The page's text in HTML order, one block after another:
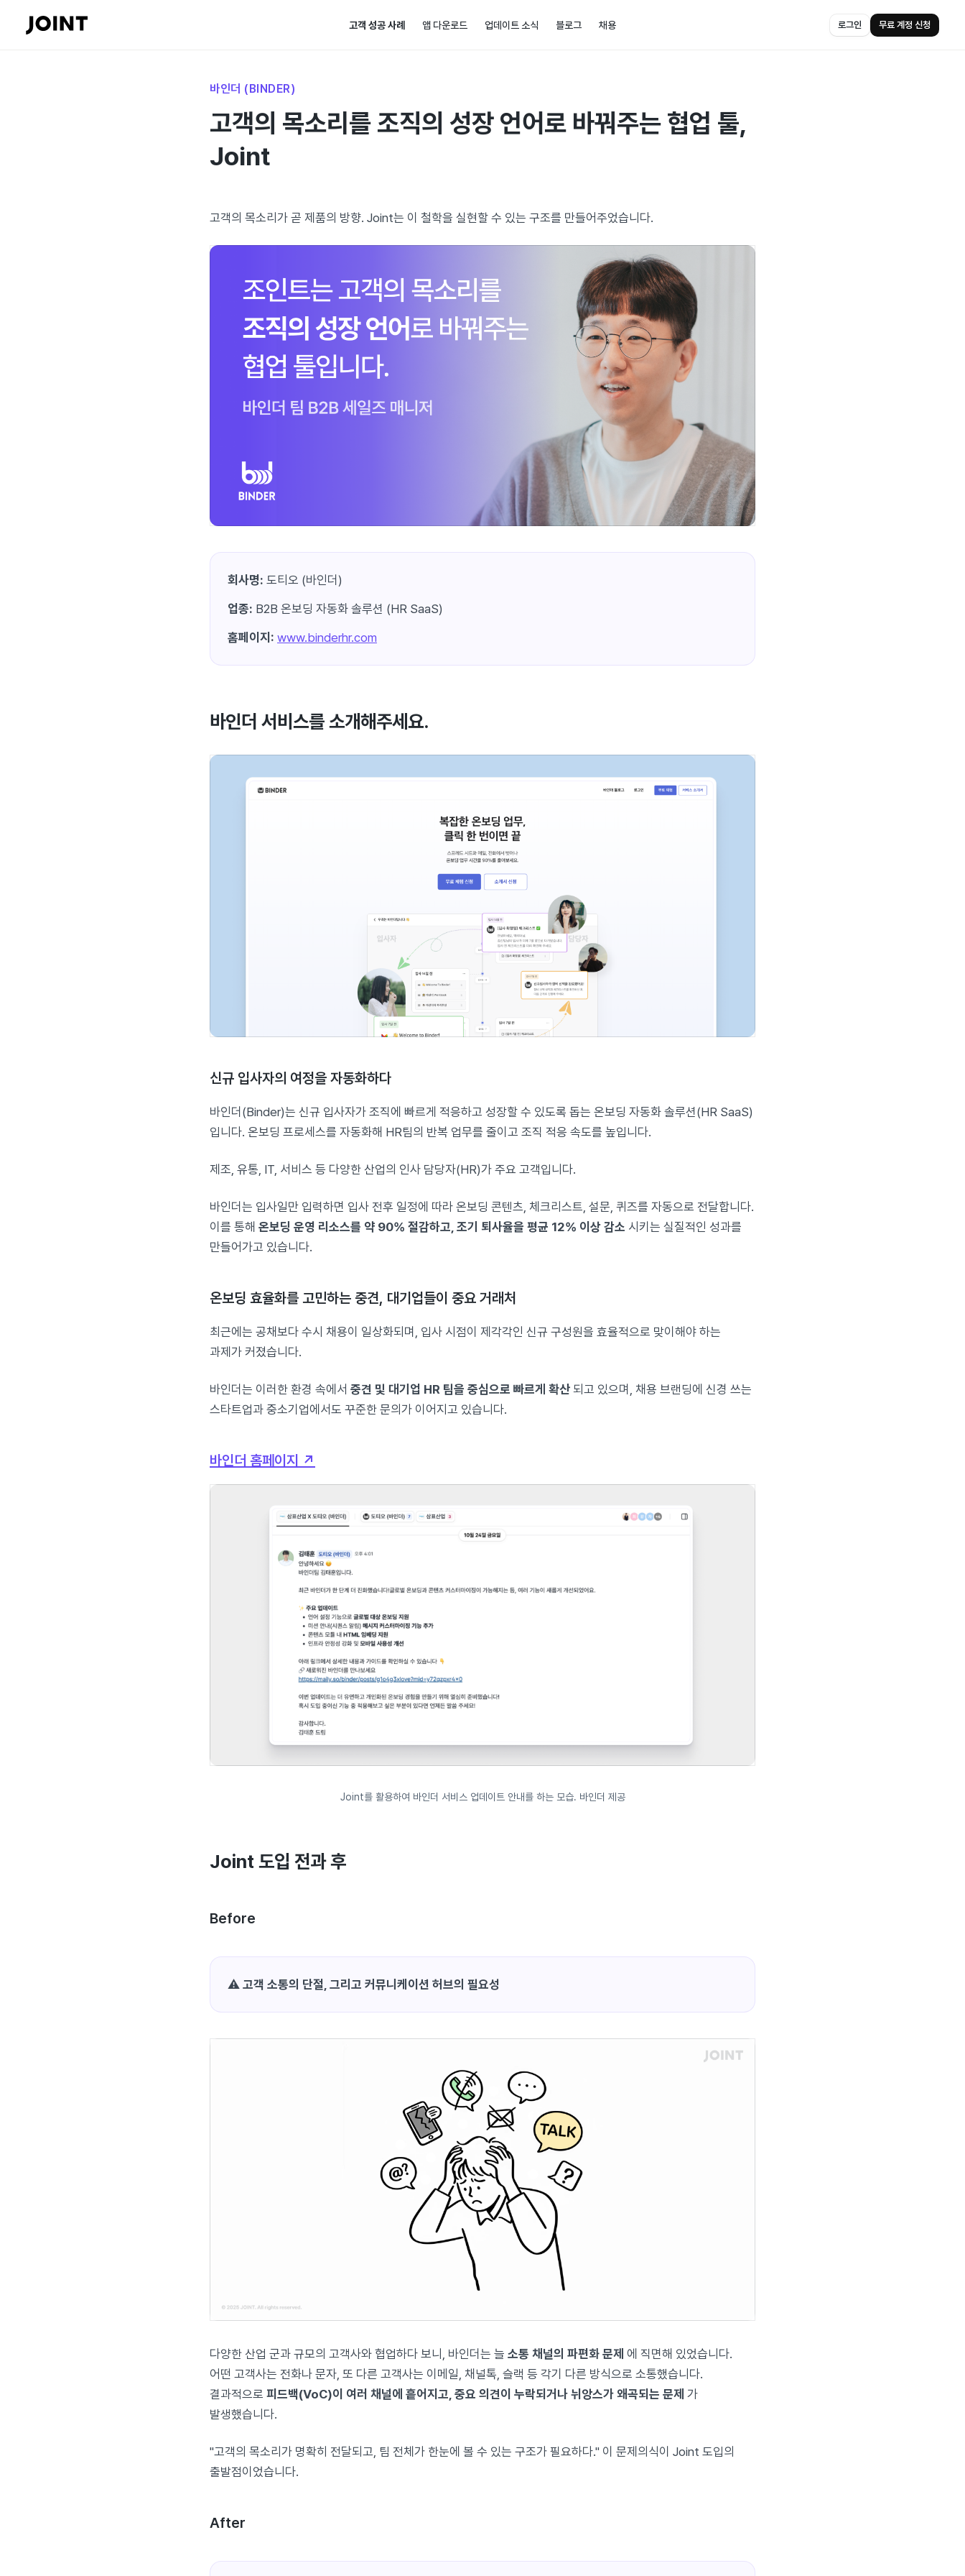
고객 성공 사례 앱 다운로드 업데이트 소식 블로그 채용 로그인 무료 계정 신청
바인더 (BINDER)
고객의 목소리를 조직의 성장 언어로 바꿔주는 협업 툴,
Joint
고객의 목소리가 곧 제품의 방향. Joint는 이 철학을 실현할 수 있는 구조를 만들어주었습니다.
회사명: 도티오 (바인더)
업종: B2B 온보딩 자동화 솔루션 (HR SaaS)
홈페이지: www.binderhr.com
바인더 서비스를 소개해주세요.
신규 입사자의 여정을 자동화하다
바인더(Binder)는 신규 입사자가 조직에 빠르게 적응하고 성장할 수 있도록 돕는 온보딩 자동화 솔루션(HR SaaS)
입니다. 온보딩 프로세스를 자동화해 HR팀의 반복 업무를 줄이고 조직 적응 속도를 높입니다.
제조, 유통, IT, 서비스 등 다양한 산업의 인사 담당자(HR)가 주요 고객입니다.
바인더는 입사일만 입력하면 입사 전후 일정에 따라 온보딩 콘텐츠, 체크리스트, 설문, 퀴즈를 자동으로 전달합니다.
이를 통해 온보딩 운영 리소스를 약 90% 절감하고, 조기 퇴사율을 평균 12% 이상 감소 시키는 실질적인 성과를
만들어가고 있습니다.
온보딩 효율화를 고민하는 중견, 대기업들이 중요 거래처
최근에는 공채보다 수시 채용이 일상화되며, 입사 시점이 제각각인 신규 구성원을 효율적으로 맞이해야 하는
과제가 커졌습니다.
바인더는 이러한 환경 속에서 중견 및 대기업 HR 팀을 중심으로 빠르게 확산 되고 있으며, 채용 브랜딩에 신경 쓰는
스타트업과 중소기업에서도 꾸준한 문의가 이어지고 있습니다.
바인더 홈페이지 ↗
Joint를 활용하여 바인더 서비스 업데이트 안내를 하는 모습. 바인더 제공
Joint 도입 전과 후
Before
⚠️ 고객 소통의 단절, 그리고 커뮤니케이션 허브의 필요성
다양한 산업 군과 규모의 고객사와 협업하다 보니, 바인더는 늘 소통 채널의 파편화 문제 에 직면해 있었습니다.
어떤 고객사는 전화나 문자, 또 다른 고객사는 이메일, 채널톡, 슬랙 등 각기 다른 방식으로 소통했습니다.
결과적으로 피드백(VoC)이 여러 채널에 흩어지고, 중요 의견이 누락되거나 뉘앙스가 왜곡되는 문제 가
발생했습니다.
"고객의 목소리가 명확히 전달되고, 팀 전체가 한눈에 볼 수 있는 구조가 필요하다." 이 문제의식이 Joint 도입의
출발점이었습니다.
After